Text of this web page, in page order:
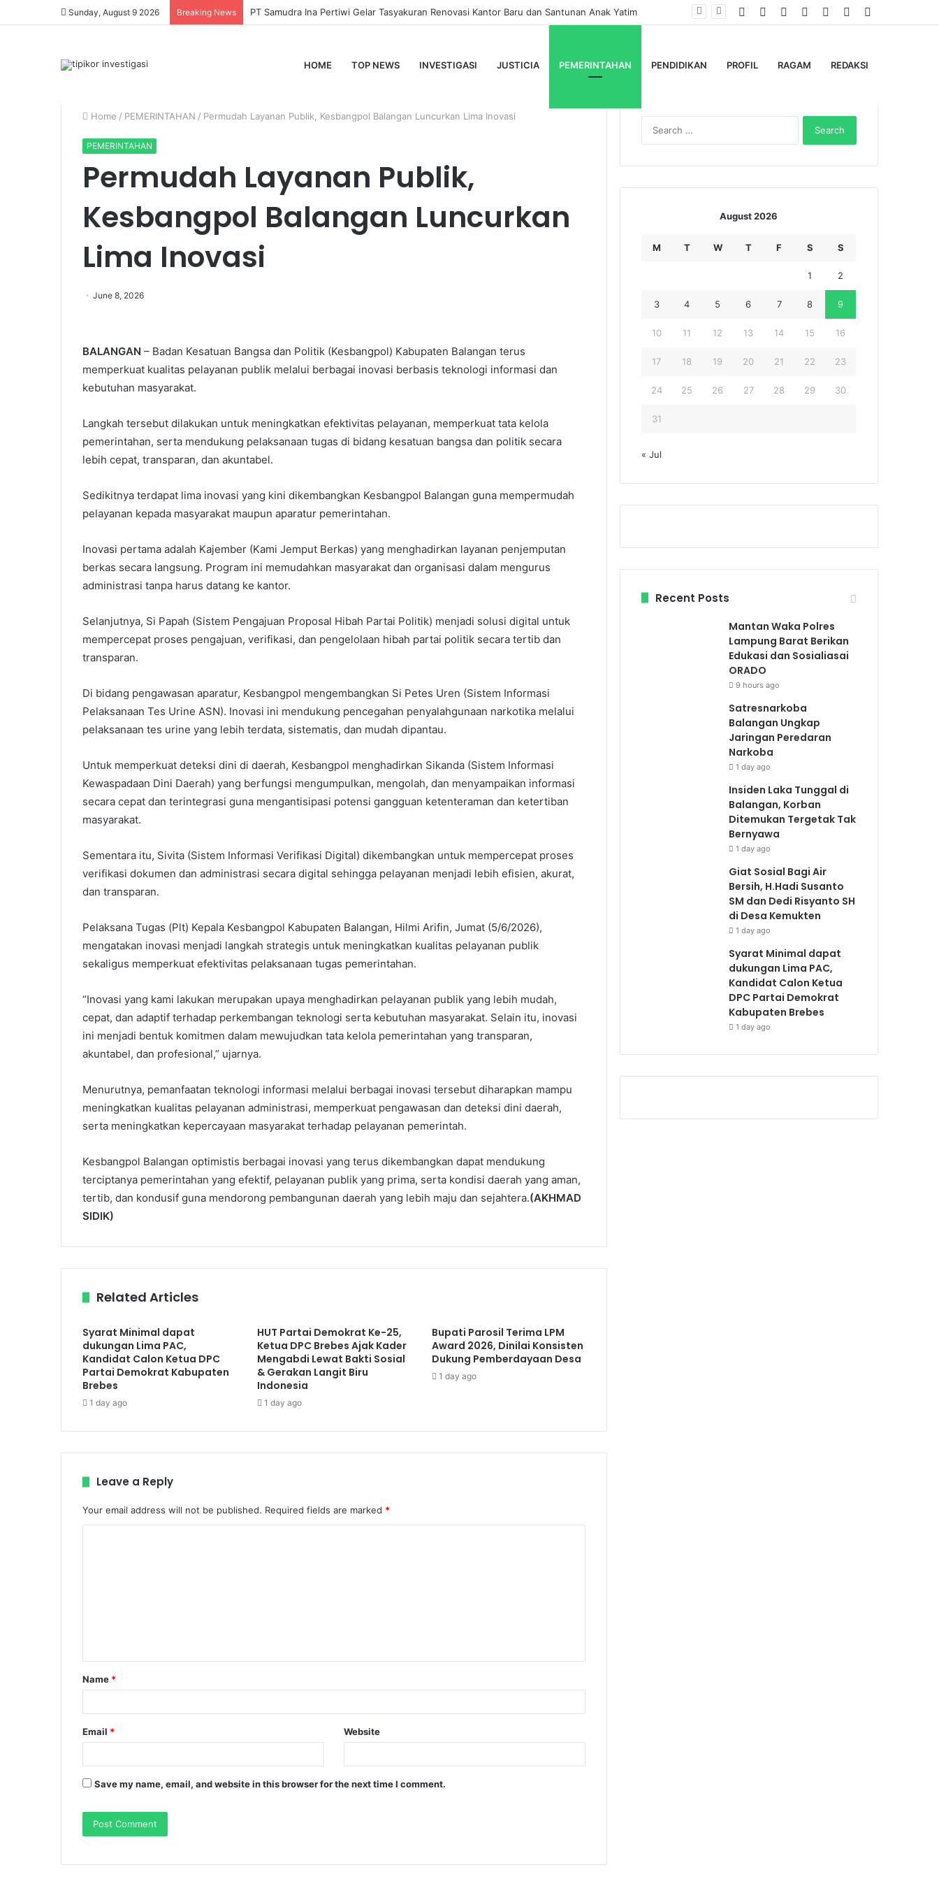
Sunday, August 9 2026 Breaking News Mantan Waka Polres Lampung Barat Berikan Edukasi dan Sosialiasai ORADO
Random
Log
Instagram
YouTube
Twitter
Facebook
HOME TOP NEWS INVESTIGASI JUSTICIA PEMERINTAHAN PENDIDIKAN PROFIL RAGAM REDAKSI
Home / PEMERINTAHAN / Permudah Layanan Publik, Kesbangpol Balangan Luncurkan Lima Inovasi
PEMERINTAHAN
Permudah Layanan Publik,
Kesbangpol Balangan Luncurkan
Lima Inovasi
June 8, 2026
BALANGAN – Badan Kesatuan Bangsa dan Politik (Kesbangpol) Kabupaten Balangan terus
memperkuat kualitas pelayanan publik melalui berbagai inovasi berbasis teknologi informasi dan
kebutuhan masyarakat.
Langkah tersebut dilakukan untuk meningkatkan efektivitas pelayanan, memperkuat tata kelola
pemerintahan, serta mendukung pelaksanaan tugas di bidang kesatuan bangsa dan politik secara
lebih cepat, transparan, dan akuntabel.
Sedikitnya terdapat lima inovasi yang kini dikembangkan Kesbangpol Balangan guna mempermudah
pelayanan kepada masyarakat maupun aparatur pemerintahan.
Inovasi pertama adalah Kajember (Kami Jemput Berkas) yang menghadirkan layanan penjemputan
berkas secara langsung. Program ini memudahkan masyarakat dan organisasi dalam mengurus
administrasi tanpa harus datang ke kantor.
Selanjutnya, Si Papah (Sistem Pengajuan Proposal Hibah Partai Politik) menjadi solusi digital untuk
mempercepat proses pengajuan, verifikasi, dan pengelolaan hibah partai politik secara tertib dan
transparan.
Di bidang pengawasan aparatur, Kesbangpol mengembangkan Si Petes Uren (Sistem Informasi
Pelaksanaan Tes Urine ASN). Inovasi ini mendukung pencegahan penyalahgunaan narkotika melalui
pelaksanaan tes urine yang lebih terdata, sistematis, dan mudah dipantau.
Untuk memperkuat deteksi dini di daerah, Kesbangpol menghadirkan Sikanda (Sistem Informasi
Kewaspadaan Dini Daerah) yang berfungsi mengumpulkan, mengolah, dan menyampaikan informasi
secara cepat dan terintegrasi guna mengantisipasi potensi gangguan ketenteraman dan ketertiban
masyarakat.
Sementara itu, Sivita (Sistem Informasi Verifikasi Digital) dikembangkan untuk mempercepat proses
verifikasi dokumen dan administrasi secara digital sehingga pelayanan menjadi lebih efisien, akurat,
dan transparan.
Pelaksana Tugas (Plt) Kepala Kesbangpol Kabupaten Balangan, Hilmi Arifin, Jumat (5/6/2026),
mengatakan inovasi menjadi langkah strategis untuk meningkatkan kualitas pelayanan publik
sekaligus memperkuat efektivitas pelaksanaan tugas pemerintahan.
“Inovasi yang kami lakukan merupakan upaya menghadirkan pelayanan publik yang lebih mudah,
cepat, dan adaptif terhadap perkembangan teknologi serta kebutuhan masyarakat. Selain itu, inovasi
ini menjadi bentuk komitmen dalam mewujudkan tata kelola pemerintahan yang transparan,
akuntabel, dan profesional,” ujarnya.
Menurutnya, pemanfaatan teknologi informasi melalui berbagai inovasi tersebut diharapkan mampu
meningkatkan kualitas pelayanan administrasi, memperkuat pengawasan dan deteksi dini daerah,
serta meningkatkan kepercayaan masyarakat terhadap pelayanan pemerintah.
Kesbangpol Balangan optimistis berbagai inovasi yang terus dikembangkan dapat mendukung
terciptanya pemerintahan yang efektif, pelayanan publik yang prima, serta kondisi daerah yang aman,
tertib, dan kondusif guna mendorong pembangunan daerah yang lebih maju dan sejahtera.(AKHMAD
SIDIK)
Related Articles
Syarat Minimal dapat
dukungan Lima PAC,
Kandidat Calon Ketua DPC
Partai Demokrat Kabupaten
Brebes
1 day ago
HUT Partai Demokrat Ke-25,
Ketua DPC Brebes Ajak Kader
Mengabdi Lewat Bakti Sosial
& Gerakan Langit Biru
Indonesia
1 day ago
Bupati Parosil Terima LPM
Award 2026, Dinilai Konsisten
Dukung Pemberdayaan Desa
1 day ago
Leave a Reply
Your email address will not be published. Required fields are marked *
t
*
Name *
Email * Website
Save my name, email, and website in this browser for the next time I comment.
August 2026
M T W T F S S
1 2
3 4 5 6 7 8 9
10 11 12 13 14 15 16
17 18 19 20 21 22 23
24 25 26 27 28 29 30
31
« Jul
Recent Posts
Mantan Waka Polres
Lampung Barat Berikan
Edukasi dan Sosialiasai
ORADO
9 hours ago
Satresnarkoba
Balangan Ungkap
Jaringan Peredaran
Narkoba
1 day ago
Insiden Laka Tunggal di
Balangan, Korban
Ditemukan Tergetak Tak
Bernyawa
1 day ago
Giat Sosial Bagi Air
Bersih, H.Hadi Susanto
SM dan Dedi Risyanto SH
di Desa Kemukten
1 day ago
Syarat Minimal dapat
dukungan Lima PAC,
Kandidat Calon Ketua
DPC Partai Demokrat
Kabupaten Brebes
1 day ago